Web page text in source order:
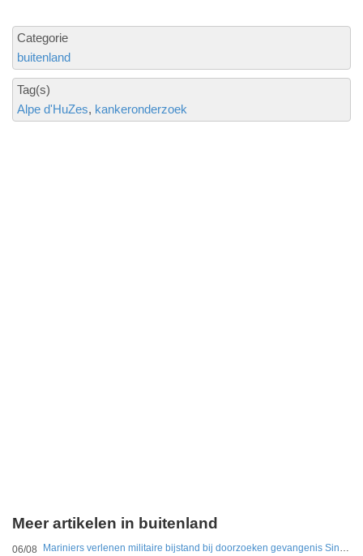
Categorie
buitenland
Tag(s)
Alpe d'HuZes kankeronderzoek
Meer artikelen in buitenland
06/08 Mariniers verlenen militaire bijstand bij doorzoeken gevangenis Sint Maarten